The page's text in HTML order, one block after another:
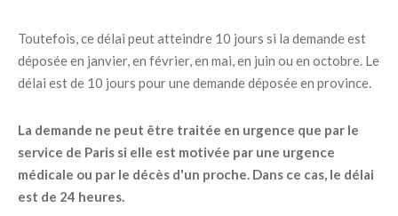
Toutefois, ce délai peut atteindre 10 jours si la demande est
déposée en janvier, en février, en mai, en juin ou en octobre. Le
délai est de 10 jours pour une demande déposée en province.
La demande ne peut être traitée en urgence que par le
service de Paris si elle est motivée par une urgence
médicale ou par le décès d'un proche. Dans ce cas, le délai
est de 24 heures.